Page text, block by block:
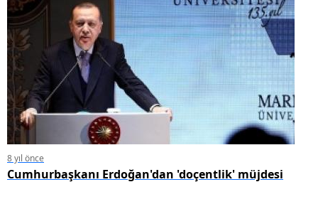
8 yıl önce
Cumhurbaşkanı Erdoğan'dan 'doçentlik' müjdesi